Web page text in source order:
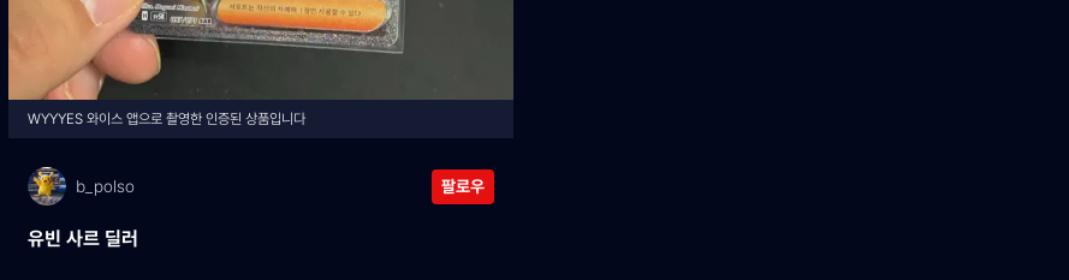
WYYYES 와이스 앱으로 촬영한 인증된 상품입니다
b_polso 팔로우
유빈 사르 딜러